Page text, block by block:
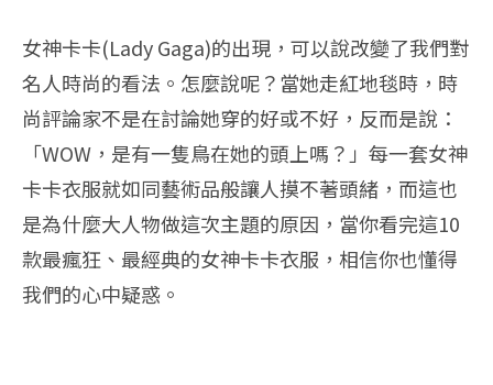
女神卡卡(Lady Gaga)的出現，可以說改變了我們對
名人時尚的看法。怎麼說呢？當她走紅地毯時，時
尚評論家不是在討論她穿的好或不好，反而是說：
「WOW，是有一隻鳥在她的頭上嗎？」每一套女神
卡卡衣服就如同藝術品般讓人摸不著頭緒，而這也
是為什麼大人物做這次主題的原因，當你看完這10
款最瘋狂、最經典的女神卡卡衣服，相信你也懂得
我們的心中疑惑。